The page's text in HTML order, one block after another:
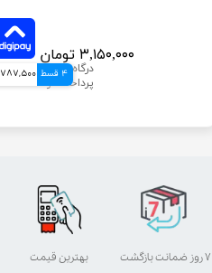
۳,۱۵۰,۰۰۰ تومان
4 قسط 787,500 تومانی
بهترین قیمت ۷ روز ضمانت بازگشت